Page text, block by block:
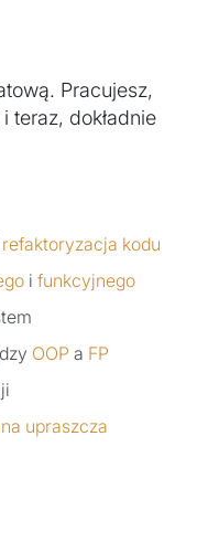
Pracujesz,
teraz, dokładnie
refaktoryzacja kodu
i funkcyjnego
OOP a FP
upraszcza